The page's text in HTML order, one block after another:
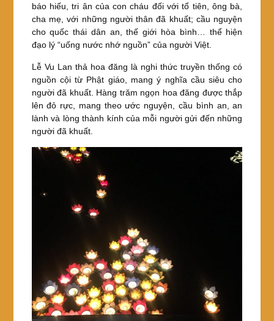
báo hiếu, tri ân của con cháu đối với tổ tiên, ông bà,
cha mẹ, với những người thân đã khuất; cầu nguyện
cho quốc thái dân an, thế giới hòa bình… thể hiện
đạo lý “uống nước nhớ nguồn” của người Việt.
Lễ Vu Lan thả hoa đăng là nghi thức truyền thống có
nguồn cội từ Phật giáo, mang ý nghĩa cầu siêu cho
người đã khuất. Hàng trăm ngọn hoa đăng được thắp
lên đỏ rực, mang theo ước nguyện, cầu bình an, an
lành và lòng thành kính của mỗi người gửi đến những
người đã khuất.